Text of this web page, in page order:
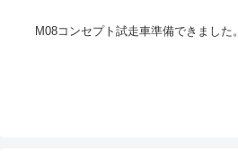
M08コンセプト試走車準備できました。